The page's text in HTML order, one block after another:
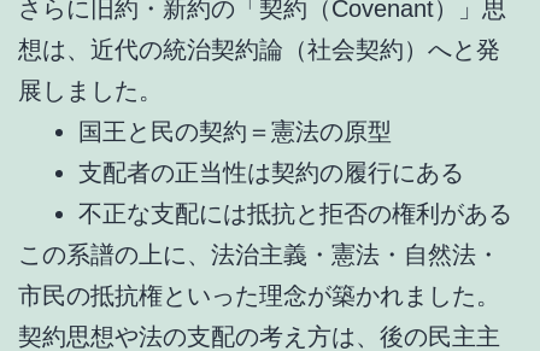
さらに旧約・新約の「契約（Covenant）」思
想は、近代の統治契約論（社会契約）へと発
展しました。
国王と民の契約＝憲法の原型
支配者の正当性は契約の履行にある
不正な支配には抵抗と拒否の権利がある
この系譜の上に、法治主義・憲法・自然法・
市民の抵抗権といった理念が築かれました。
契約思想や法の支配の考え方は、後の民主主